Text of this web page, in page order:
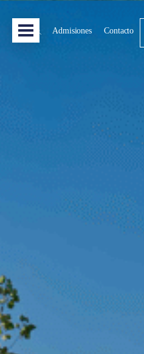
Admisiones Contacto